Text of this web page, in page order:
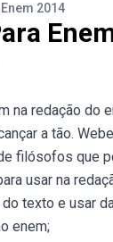
2014
na redação do
a tão.
filósofos que
usar na
texto e usar
enem;